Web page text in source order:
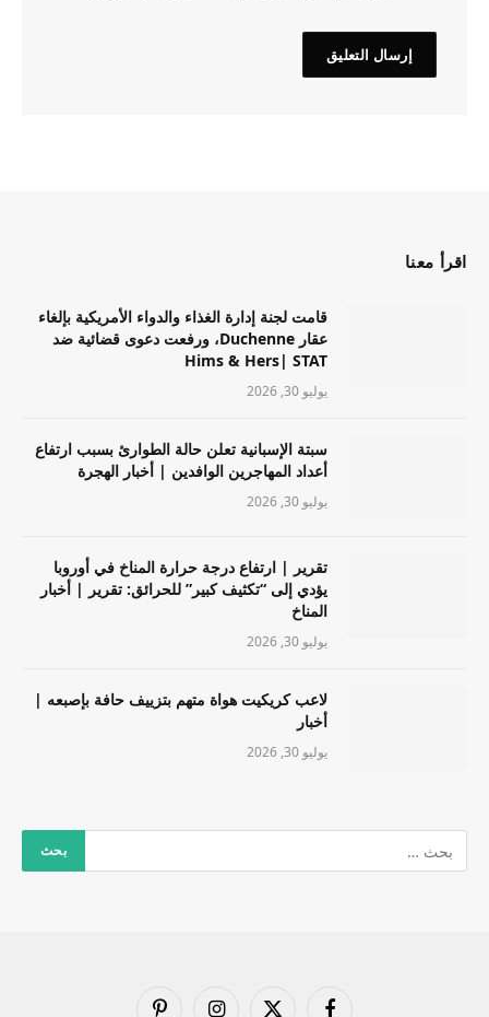
اقرأ معنا
قامت لجنة إدارة الغذاء والدواء الأمريكية بإلغاء
عقار Duchenne، ورفعت دعوى قضائية ضد
Hims & Hers| STAT
يوليو 30, 2026
سبتة الإسبانية تعلن حالة الطوارئ بسبب ارتفاع
أعداد المهاجرين الوافدين | أخبار الهجرة
يوليو 30, 2026
تقرير | ارتفاع درجة حرارة المناخ في أوروبا
يؤدي إلى “تكثيف كبير” للحرائق: تقرير | أخبار
المناخ
يوليو 30, 2026
لاعب كريكيت هواة متهم بتزييف حافة بإصبعه |
أخبار
يوليو 30, 2026